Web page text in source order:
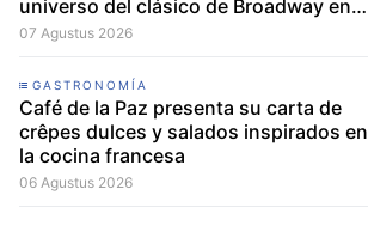
universo del clásico de Broadway en
Lima
07 Agustus 2026
GASTRONOMÍA
Café de la Paz presenta su carta de
crêpes dulces y salados inspirados en
la cocina francesa
06 Agustus 2026